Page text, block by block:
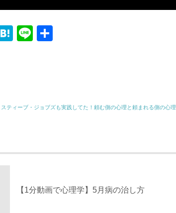
E
H
Li
スティーブ・ジョブズも実践してた！頼む側の心理と頼まれる側の心理
【1分動画で心理学】5月病の治し方